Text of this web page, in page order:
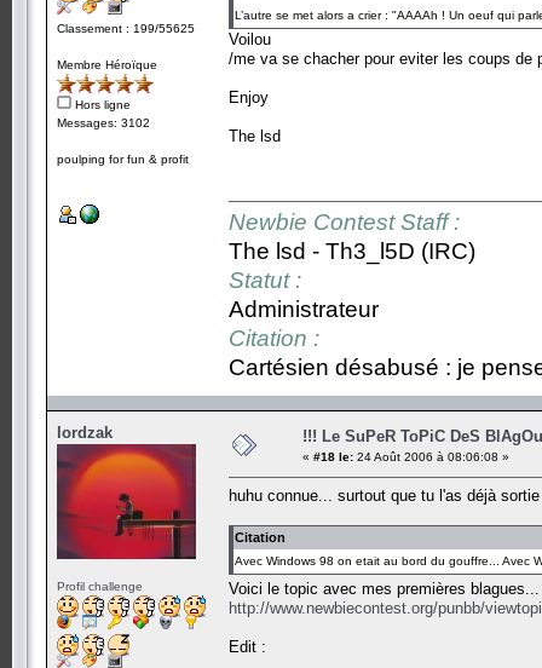
Classement : 199/55625
Membre Héroïque
Hors ligne
Messages: 3102
poulping for fun & profit
L’autre se met alors a crier : "AAAAh ! Un oeuf qui
Voilou
/me va se chacher pour eviter les coups de
Enjoy
The lsd
Newbie Contest Staff :
The lsd - Th3_l5D (IRC)
Statut :
Administrateur
Citation :
Cartésien désabusé : je
lordzak
Profil challenge
!!! Le SuPeR ToPiC DeS
« #18 le: 24 Août 2006 à 08:06:08 »
huhu connue... surtout que tu l'as déjà
Citation
Avec Windows 98 on etait au bord du gouffre... Avec
Voici le topic avec mes premières
http://www.newbiecontest.org/punbb/
Edit :